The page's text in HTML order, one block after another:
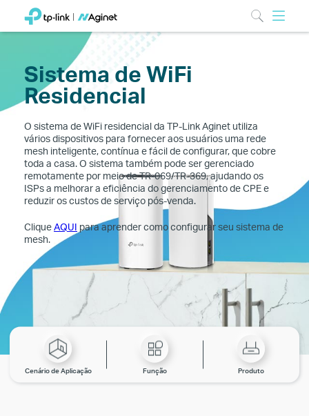
Sistema de WiFi
Residencial
O sistema de WiFi residencial da TP-Link Aginet utiliza
vários dispositivos para fornecer aos usuários uma rede
mesh inteligente, contínua e fácil de configurar, que cobre
toda a casa. O sistema também pode ser gerenciado
remotamente por meio de TR-069/TR-369, ajudando os
ISPs a melhorar a eficiência do gerenciamento de CPE e
reduzir os custos de serviço pós-venda.
CliqueAQUI para aprender como configurar seu sistema de
mesh.
Cenário de Aplicação Função Produto